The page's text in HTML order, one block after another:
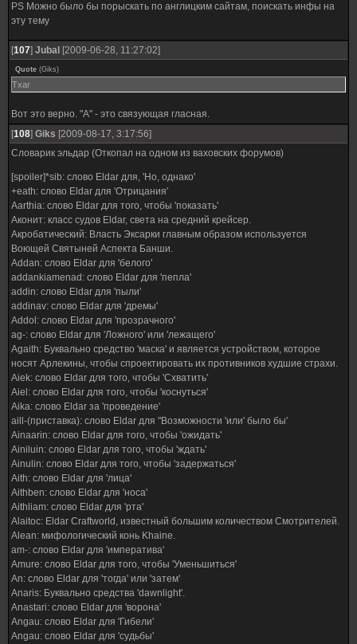
PS Можно было бы порыскать по англицким сайтам, поискать инфы на
эту тему
[107] Jubal [2009-06-28, 11:27:02]
Quote (Giks)
Тхаг
Вот это верно. "А" - это связующая гласная.
[108] Giks [2009-08-17, 3:17:56]
Словарик эльдар (Откопал на одном из ваховских форумов)
[spoiler]*sib: слово Eldar для, 'Но, однако'
+eath: слово Eldar для 'Отрицания'
Aarthia: слово Eldar для того, чтобы 'показать'
Аконит: класс судов Eldar, света на средний крейсер.
Акробатический: Власть Эксарки главным образом используется
Воющей Святыней Аспекта Банши.
Addan: слово Eldar для 'белого'
addankiamenad: слово Eldar для 'пепла'
addin: слово Eldar для 'пыли'
addinav: слово Eldar для 'дремы'
Addol: слово Eldar для 'прозрачного'
ag-: слово Eldar для 'Ложного' или 'лежащего'
Agaith: Буквально средство 'маска' и является устройством, которое
носят Арлекины, чтобы спроектировать их противников худшие страхи.
Aiek: слово Eldar для того, чтобы 'Схватить'
Aiel: слово Eldar для того, чтобы 'коснуться'
Aika: слово Eldar за 'проведение'
aill-(приставка): слово Eldar для "Возможности 'или' было бы'
Ainaarin: слово Eldar для того, чтобы 'ожидать'
Ainiluin: слово Eldar для того, чтобы 'ждать'
Ainulin: слово Eldar для того, чтобы 'задержаться'
Aith: слово Eldar для 'лица'
Aithben: слово Eldar для 'носа'
Aithliam: слово Eldar для 'рта'
Alaitoc: Eldar Craftworld, известный большим количеством Смотрителей.
Alean: мифологический конь Khaine.
am-: слово Eldar для 'императива'
Amure: слово Eldar для того, чтобы 'Уменьшиться'
An: слово Eldar для 'тогда' или 'затем'
Anaris: Буквально средства 'dawnlight'.
Anastari: слово Eldar для 'ворона'
Angau: слово Eldar для 'Гибели'
Angau: слово Eldar для 'судьбы'